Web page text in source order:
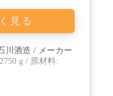
見る
川酒造 / メーカー
g / 原材料: